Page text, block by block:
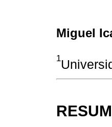
Miguel
1